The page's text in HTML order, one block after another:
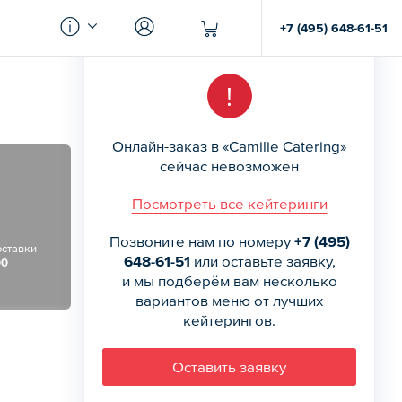
+7 (495) 648-61-51
!
Онлайн-заказ в «Camilie Catering»
сейчас невозможен
Посмотреть все кейтеринги
Позвоните нам по номеру +7 (495)
648-61-51 или оставьте заявку,
и мы подберём вам несколько
вариантов меню от лучших
кейтерингов.
Оставить заявку